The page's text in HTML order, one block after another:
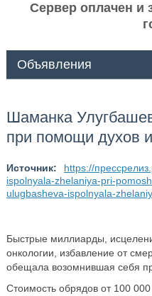
Сервер оплачен и
Объявления
Шаманка
при помощи духов
Источник:
https://
ispolnyala-zhelaniya-pri-
ulugbasheva-ispolnyala-
Быстрые миллиарды,
онкологии, избавление от
обещала возомнившая себя
Стоимость обрядов от 100